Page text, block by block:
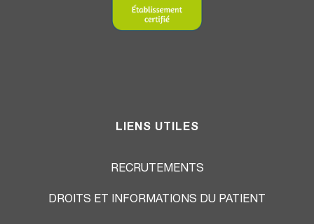
LIENS UTILES
RECRUTEMENTS
DROITS ET INFORMATIONS DU PATIENT